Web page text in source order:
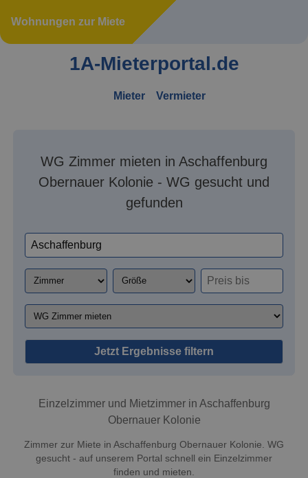
Wohnungen zur Miete
1A-Mieterportal.de
Mieter Vermieter
WG Zimmer mieten in Aschaffenburg
Obernauer Kolonie - WG gesucht und
gefunden
Jetzt Ergebnisse filtern
Einzelzimmer und Mietzimmer in Aschaffenburg
Obernauer Kolonie
Zimmer zur Miete in Aschaffenburg Obernauer Kolonie. WG
gesucht - auf unserem Portal schnell ein Einzelzimmer
finden und mieten.